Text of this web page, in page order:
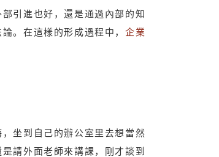
引進也好，還是通過內部的知
。在這樣的形成過程中， 企業
坐到自己的辦公室里去想當然
請外面老師來講課，剛才談到